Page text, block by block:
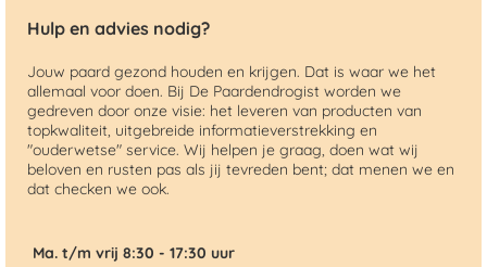
Hulp en advies nodig?
Jouw paard gezond houden en krijgen. Dat is waar we het
allemaal voor doen. Bij De Paardendrogist worden we
gedreven door onze visie: het leveren van producten van
topkwaliteit, uitgebreide informatieverstrekking en
"ouderwetse" service. Wij helpen je graag, doen wat wij
beloven en rusten pas als jij tevreden bent; dat menen we en
dat checken we ook.
Ma. t/m vrij 8:30 - 17:30 uur